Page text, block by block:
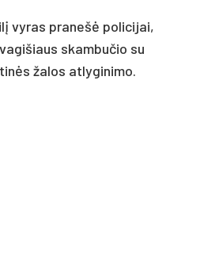
vyras pranešė policijai,
skambučio su
žalos atlyginimo.